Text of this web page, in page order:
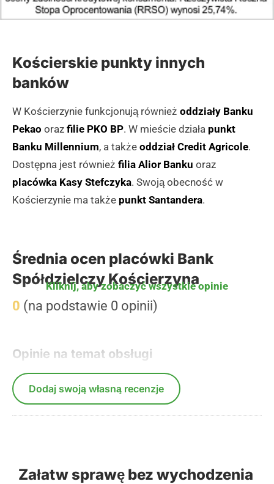
Kościerskie punkty innych
banków
W Kościerzynie funkcjonują również oddziały Banku
Pekao oraz filie PKO BP. W mieście działa punkt
Banku Millennium, a także oddział Credit Agricole.
Dostępna jest również filia Alior Banku oraz
placówka Kasy Stefczyka. Swoją obecność w
Kościerzynie ma także punkt Santandera.
Średnia ocen placówki Bank
Spółdzielczy Kościerzyna
0 (na podstawie 0 opinii)
Opinie na temat obsługi
Kliknij, aby zobaczyć wszystkie opinie
Dodaj swoją własną recenzje
Załatw sprawę bez wychodzenia